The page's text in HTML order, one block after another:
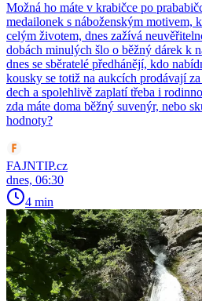
Možná ho máte v krabičce po
medailonek s náboženským motivem,
celým životem, dnes zažívá
dobách minulých šlo o běžný dárek k
dnes se sběratelé předhánějí, kdo
kousky se totiž na aukcích prodávají
dech a spolehlivě zaplatí třeba i
zda máte doma běžný suvenýr, nebo
hodnoty?
FAJNTIP.cz
dnes, 06:30
4 min